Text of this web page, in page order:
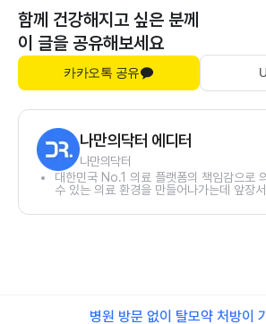
함께 건강해지고 싶은 분께
이 글을 공유해보세요
카카오톡 공유
나만의닥터 에디터
나만의닥터
대한민국 No.1 의료 플랫폼의 책임감으로
수 있는 의료 환경을 만들어나가는데 앞장
병원 방문 없이 탈모약 처방이